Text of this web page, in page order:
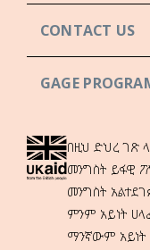
CONTACT US
GAGE
በዚህ ድህረ ገጽ
መንግስት ይፋዊ
መንግስት
ምንም አይነት
ማንኛውም አይነት